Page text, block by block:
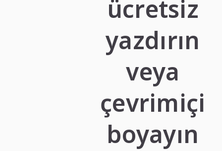
ücretsiz
yazdırın
veya
çevrimiçi
boyayın